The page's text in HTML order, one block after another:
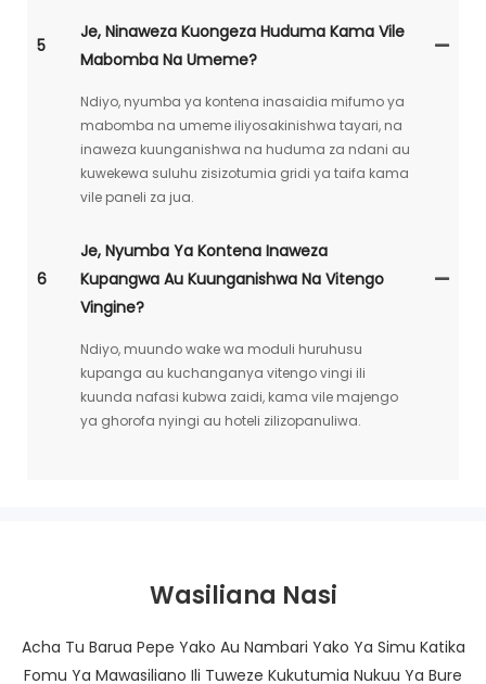
5
Je, Ninaweza Kuongeza Huduma Kama Vile
Mabomba Na Umeme?
Ndiyo, nyumba ya kontena inasaidia mifumo ya
mabomba na umeme iliyosakinishwa tayari, na
inaweza kuunganishwa na huduma za ndani au
kuwekewa suluhu zisizotumia gridi ya taifa kama
vile paneli za jua.
6
Je, Nyumba Ya Kontena Inaweza
Kupangwa Au Kuunganishwa Na Vitengo
Vingine?
Ndiyo, muundo wake wa moduli huruhusu
kupanga au kuchanganya vitengo vingi ili
kuunda nafasi kubwa zaidi, kama vile majengo
ya ghorofa nyingi au hoteli zilizopanuliwa.
Wasiliana Nasi
Acha Tu Barua Pepe Yako Au Nambari Yako Ya Simu Katika
Fomu Ya Mawasiliano Ili Tuweze Kukutumia Nukuu Ya Bure